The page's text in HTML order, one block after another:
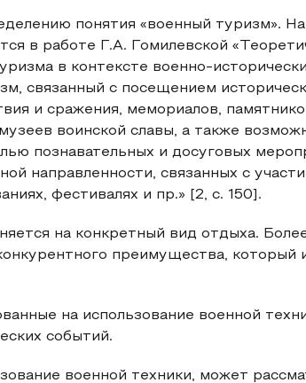
понятия «военный туризм».
в работе Г.А. Гомилевской
в контексте военно-
связанный с посещением
и сражения, мемориалов,
воинской славы, а также
познавательных и досуговых
направленности, связанных с
фестивалях и пр.» [2, с. 150].
на конкретный вид отдыха.
преимущества, который
на использование военной
событий.
военной техники, может